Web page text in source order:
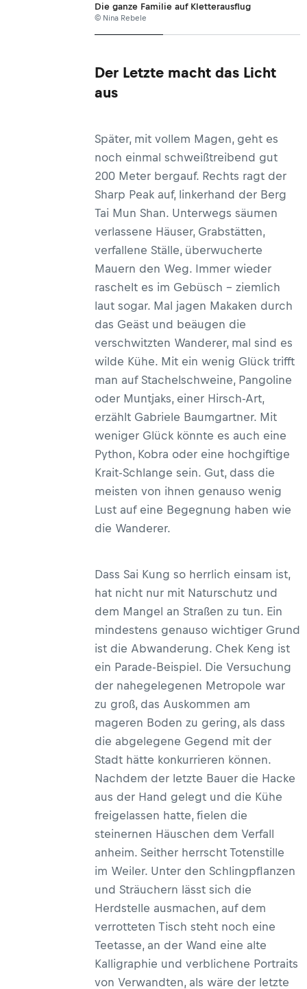
Die ganze Familie auf Kletterausflug
© Nina Rebele
Der Letzte macht das Licht
aus
Später, mit vollem Magen, geht es
noch einmal schweißtreibend gut
200 Meter bergauf. Rechts ragt der
Sharp Peak auf, linkerhand der Berg
Tai Mun Shan. Unterwegs säumen
verlassene Häuser, Grabstätten,
verfallene Ställe, überwucherte
Mauern den Weg. Immer wieder
raschelt es im Gebüsch – ziemlich
laut sogar. Mal jagen Makaken durch
das Geäst und beäugen die
verschwitzten Wanderer, mal sind es
wilde Kühe. Mit ein wenig Glück trifft
man auf Stachelschweine, Pangoline
oder Muntjaks, einer Hirsch-Art,
erzählt Gabriele Baumgartner. Mit
weniger Glück könnte es auch eine
Python, Kobra oder eine hochgiftige
Krait-Schlange sein. Gut, dass die
meisten von ihnen genauso wenig
Lust auf eine Begegnung haben wie
die Wanderer.
Dass Sai Kung so herrlich einsam ist,
hat nicht nur mit Naturschutz und
dem Mangel an Straßen zu tun. Ein
mindestens genauso wichtiger Grund
ist die Abwanderung. Chek Keng ist
ein Parade-Beispiel. Die Versuchung
der nahegelegenen Metropole war
zu groß, das Auskommen am
mageren Boden zu gering, als dass
die abgelegene Gegend mit der
Stadt hätte konkurrieren können.
Nachdem der letzte Bauer die Hacke
aus der Hand gelegt und die Kühe
freigelassen hatte, fielen die
steinernen Häuschen dem Verfall
anheim. Seither herrscht Totenstille
im Weiler. Unter den Schlingpflanzen
und Sträuchern lässt sich die
Herdstelle ausmachen, auf dem
verrotteten Tisch steht noch eine
Teetasse, an der Wand eine alte
Kalligraphie und verblichene Portraits
von Verwandten, als wäre der letzte